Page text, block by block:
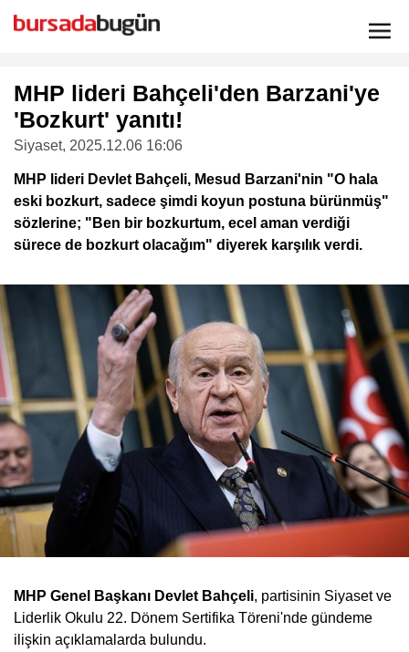
MHP lideri Bahçeli'den Barzani'ye
'Bozkurt' yanıtı!
Siyaset, 2025.12.06 16:06
MHP lideri Devlet Bahçeli, Mesud Barzani'nin "O hala
eski bozkurt, sadece şimdi koyun postuna bürünmüş"
sözlerine; "Ben bir bozkurtum, ecel aman verdiği
sürece de bozkurt olacağım" diyerek karşılık verdi.
MHP Genel Başkanı Devlet Bahçeli, partisinin Siyaset ve
Liderlik Okulu 22. Dönem Sertifika Töreni'nde gündeme
ilişkin açıklamalarda bulundu.